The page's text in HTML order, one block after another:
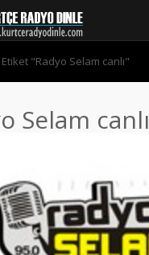
Etiket "Radyo Selam canlı"
Selam canlı